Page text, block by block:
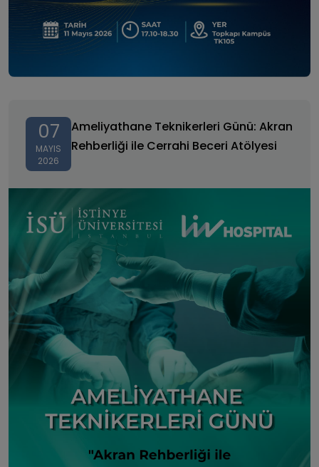
07
MAYIS
2026
Ameliyathane Teknikerleri Günü: Akran
Rehberliği ile Cerrahi Beceri Atölyesi
Cerrahi Beceri Atölyesi